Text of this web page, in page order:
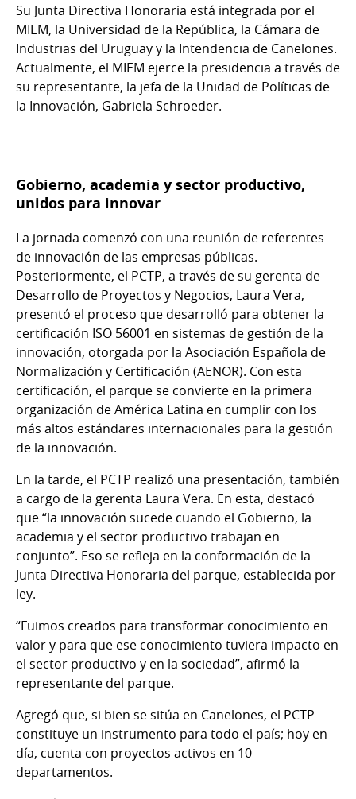
Su Junta Directiva Honoraria está integrada por el
MIEM, la Universidad de la República, la Cámara de
Industrias del Uruguay y la Intendencia de Canelones.
Actualmente, el MIEM ejerce la presidencia a través de
su representante, la jefa de la Unidad de Políticas de
la Innovación, Gabriela Schroeder.
Gobierno, academia y sector productivo,
unidos para innovar
La jornada comenzó con una reunión de referentes
de innovación de las empresas públicas.
Posteriormente, el PCTP, a través de su gerenta de
Desarrollo de Proyectos y Negocios, Laura Vera,
presentó el proceso que desarrolló para obtener la
certificación ISO 56001 en sistemas de gestión de la
innovación, otorgada por la Asociación Española de
Normalización y Certificación (AENOR). Con esta
certificación, el parque se convierte en la primera
organización de América Latina en cumplir con los
más altos estándares internacionales para la gestión
de la innovación.
En la tarde, el PCTP realizó una presentación, también
a cargo de la gerenta Laura Vera. En esta, destacó
que “la innovación sucede cuando el Gobierno, la
academia y el sector productivo trabajan en
conjunto”. Eso se refleja en la conformación de la
Junta Directiva Honoraria del parque, establecida por
ley.
“Fuimos creados para transformar conocimiento en
valor y para que ese conocimiento tuviera impacto en
el sector productivo y en la sociedad”, afirmó la
representante del parque.
Agregó que, si bien se sitúa en Canelones, el PCTP
constituye un instrumento para todo el país; hoy en
día, cuenta con proyectos activos en 10
departamentos.